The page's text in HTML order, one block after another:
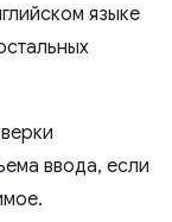
языке
ввода, если